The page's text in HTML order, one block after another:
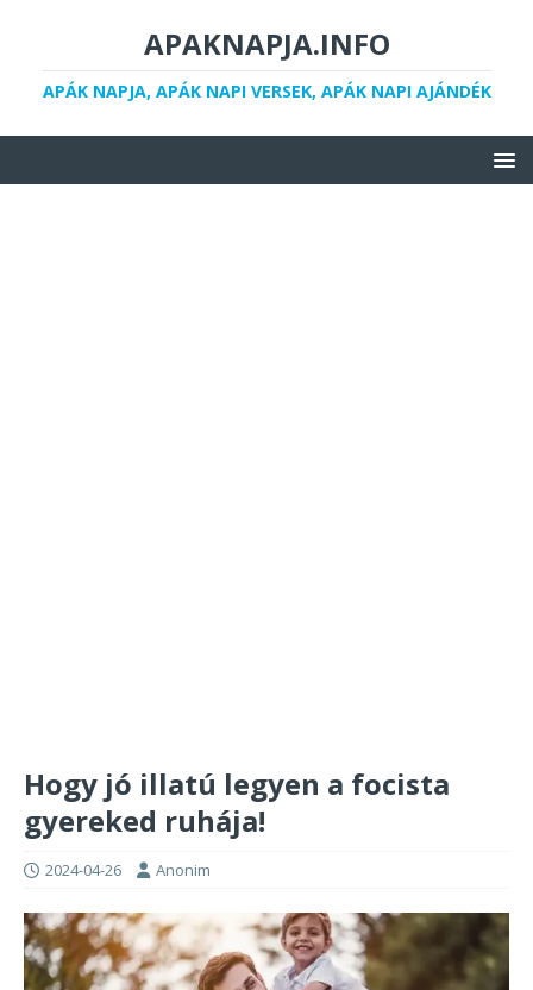
APAKNAPJA.INFO
APÁK NAPJA, APÁK NAPI VERSEK, APÁK NAPI AJÁNDÉK
Hogy jó illatú legyen a focista
gyereked ruhája!
2024-04-26 Anonim